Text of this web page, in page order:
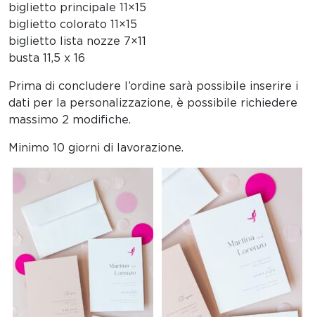
biglietto principale 11×15
biglietto colorato 11×15
biglietto lista nozze 7×11
busta 11,5 x 16
Prima di concludere l’ordine sarà possibile inserire i
dati per la personalizzazione, è possibile richiedere
massimo 2 modifiche.
Minimo 10 giorni di lavorazione.